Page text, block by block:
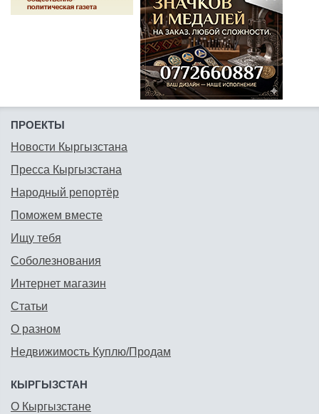
ПРОЕКТЫ
Новости Кыргызстана
Пресса Кыргызстана
Народный репортёр
Поможем вместе
Ищу тебя
Соболезнования
Интернет магазин
Статьи
О разном
Недвижимость Куплю/Продам
КЫРГЫЗСТАН
О Кыргызстане